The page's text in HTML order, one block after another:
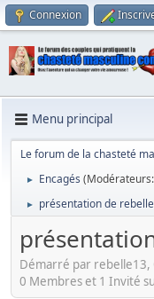
Connexion
Menu principal
Le forum de la chasteté
► Encagés (Modérateurs:
► présentation de
Démarré par rebelle13,
0 Membres et 1 Invité